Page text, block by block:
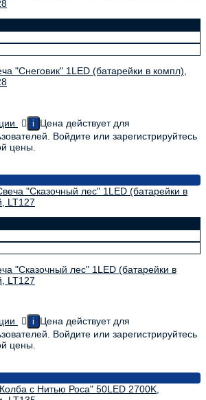
"Снеговик" 1LED (батарейки в компл),
i
Цена действует для
Войдите или зарегистрируйтесь
цены.
"Сказочный лес" 1LED (батарейки в
LT127
i
Цена действует для
Войдите или зарегистрируйтесь
цены.